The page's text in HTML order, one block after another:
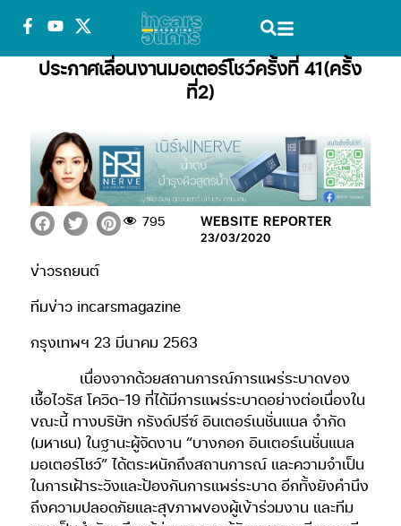
ประกาศเลื่อนงานมอเตอร์โชว์ครั้งที่ 41(ครั้ง
ที่2)
WEBSITE REPORTER
23/03/2020
795
ข่าวรถยนต์
ทีมข่าว incarsmagazine
กรุงเทพฯ 23 มีนาคม 2563
เนื่องจากด้วยสถานการณ์การแพร่ระบาดของ
เชื้อไวรัส โควิด-19 ที่ได้มีการแพร่ระบาดอย่างต่อเนื่องใน
ขณะนี้ ทางบริษัท กรังด์ปรีซ์ อินเตอร์เนชั่นแนล จำกัด
(มหาชน) ในฐานะผู้จัดงาน “บางกอก อินเตอร์เนชั่นแนล
มอเตอร์โชว์” ได้ตระหนักถึงสถานการณ์ และความจำเป็น
ในการเฝ้าระวังและป้องกันการแพร่ระบาด อีกทั้งยังคำนึง
ถึงความปลอดภัยและสุขภาพของผู้เข้าร่วมงาน และทีม